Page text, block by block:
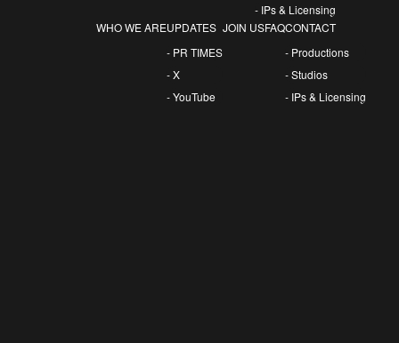
- IPs & Licensing
WHO WE AREUPDATES
- PR TIMES
- X
- YouTube
JOIN USFAQCONTACT
- Productions
- Studios
- IPs & Licensing